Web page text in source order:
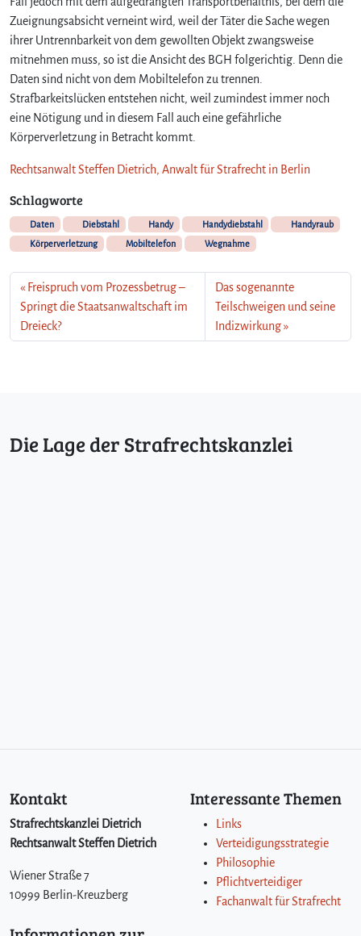
Zueignungsabsicht verneint wird, weil der Täter die Sache wegen
ihrer Untrennbarkeit von dem gewollten Objekt zwangsweise
mitnehmen muss, so ist die Ansicht des BGH folgerichtig. Denn die
Daten sind nicht von dem Mobiltelefon zu trennen.
Strafbarkeitslücken entstehen nicht, weil zumindest immer noch
eine Nötigung und in diesem Fall auch eine gefährliche
Körperverletzung in Betracht kommt.
Rechtsanwalt Steffen Dietrich, Anwalt für Strafrecht in Berlin
Schlagworte
Daten Diebstahl Handy Handydiebstahl
Handyraub
Körperverletzung
Mobiltelefon Wegnahme
Freispruch vom Prozessbetrug –
Springt die Staatsanwaltschaft im
Dreieck?
Das sogenannte
Teilschweigen und seine
Indizwirkung
Die Lage der Strafrechtskanzlei
Kontakt
Strafrechtskanzlei Dietrich
Rechtsanwalt Steffen Dietrich
Wiener Straße 7
10999 Berlin-Kreuzberg
Interessante Themen
Links
Verteidigungsstrategie
Philosophie
Pflichtverteidiger
Fachanwalt für Strafrecht